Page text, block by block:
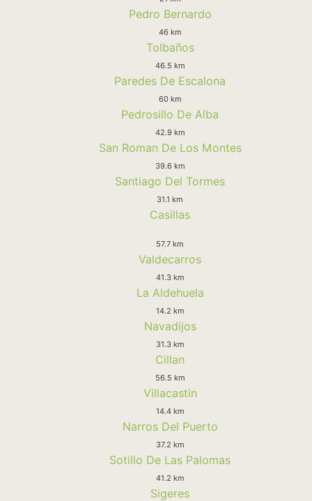
Pedro Bernardo
46 km
Tolbaños
46.5 km
Paredes De Escalona
60 km
Pedrosillo De Alba
42.9 km
San Roman De Los Montes
39.6 km
Santiago Del Tormes
31.1 km
Casillas
57.7 km
Valdecarros
41.3 km
La Aldehuela
14.2 km
Navadijos
31.3 km
Cillan
56.5 km
Villacastin
14.4 km
Narros Del Puerto
37.2 km
Sotillo De Las Palomas
41.2 km
Sigeres